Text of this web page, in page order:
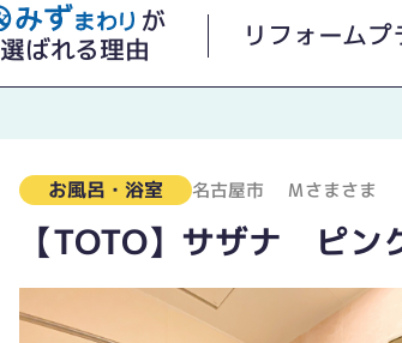
が
選ばれる理由
リフォームプ
お風呂・浴室 名古屋市 Ｍさまさま
【TOTO】サザナ ピン